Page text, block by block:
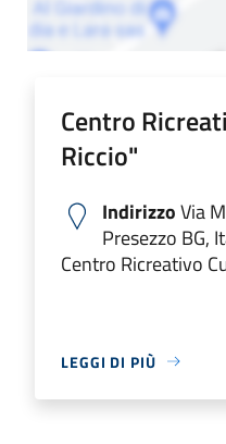
Centro
Riccio"
IndirizzoVia
Presezzo BG,
Centro Ricreativo
LEGGI DI PIÙ